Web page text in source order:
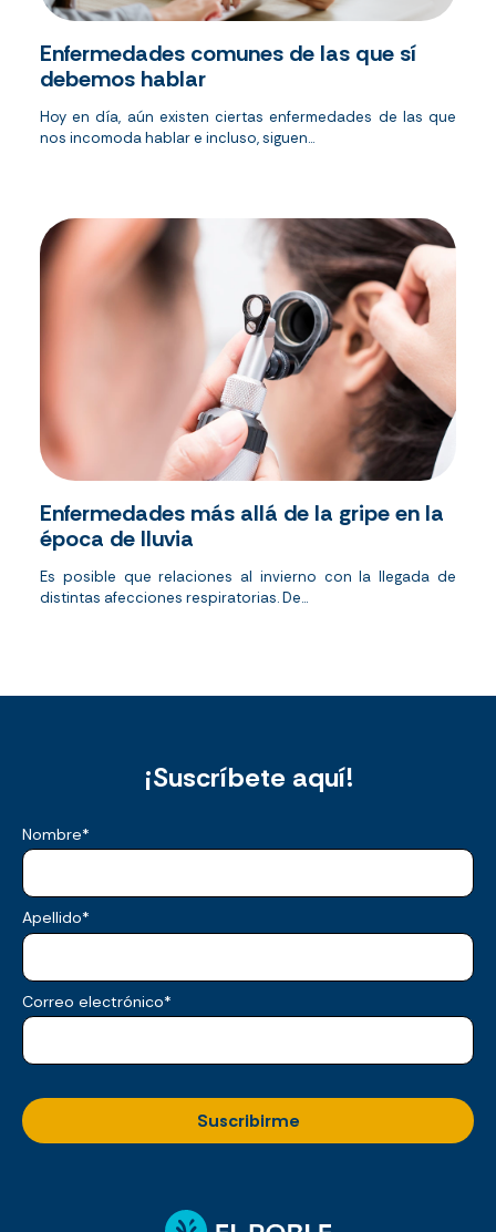
Enfermedades comunes de las que sí
debemos hablar
Hoy en día, aún existen ciertas enfermedades de las que
nos incomoda hablar e incluso, siguen...
Enfermedades más allá de la gripe en la
época de lluvia
Es posible que relaciones al invierno con la llegada de
distintas afecciones respiratorias. De...
¡Suscríbete aquí!
Nombre*
Apellido*
Correo electrónico*